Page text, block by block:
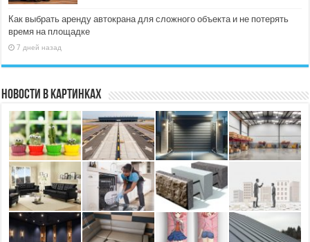
Как выбрать аренду автокрана для сложного объекта и не потерять
время на площадке
7 дней назад
Новости в картинках